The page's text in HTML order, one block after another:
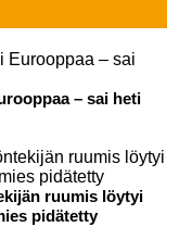
– sai heti
ruumis löytyi
pidätetty